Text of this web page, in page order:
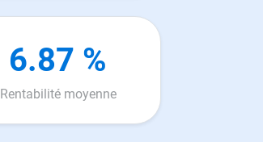
6.87 %
Rentabilité moyenne